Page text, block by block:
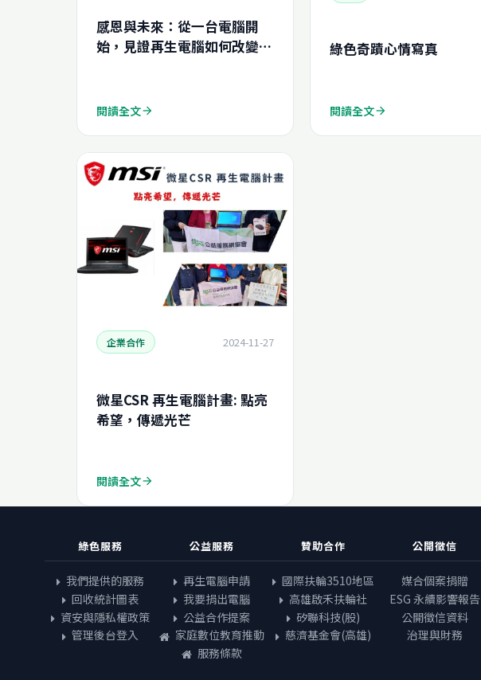
感恩與未來：從一台電腦開
始，見證再生電腦如何改變社
閱讀全文arrow_forward
綠色奇蹟心情寫真
閱讀全文arrow_forward
企業合作 2024-11-27
微星CSR 再生電腦計畫: 點亮
希望，傳遞光芒
閱讀全文arrow_forward
綠色服務
我們提供的服務
回收統計圖表
資安與隱私權政策
管理後台登入
公益服務
再生電腦申請
我要捐出電腦
公益合作提案
家庭數位教育推動
服務條款
贊助合作
國際扶輪3510地區
高雄啟禾扶輪社
矽聯科技(股)
慈濟基金會(高雄)
公開徵信
媒合個案捐贈
ESG 永續影響報告
公開徵信資料
治理與財務